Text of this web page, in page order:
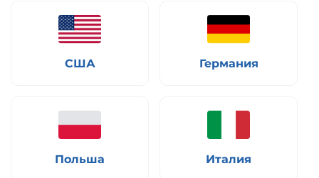
США Германия
Польша Италия